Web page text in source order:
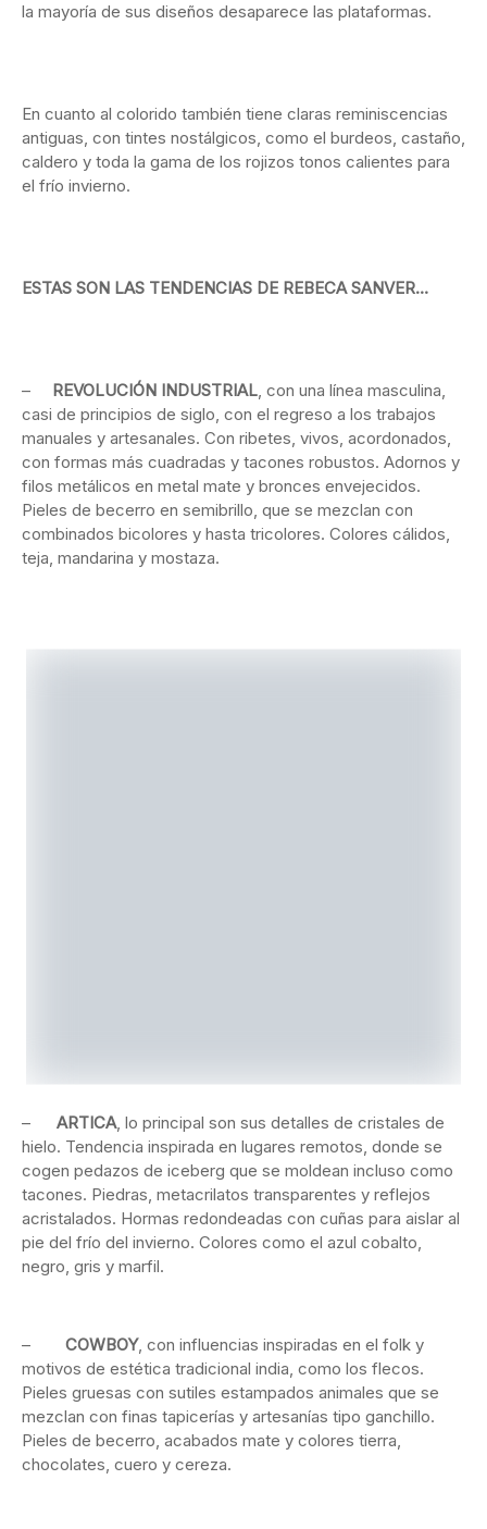
la mayoría de sus diseños desaparece las plataformas.
En cuanto al colorido también tiene claras reminiscencias
antiguas, con tintes nostálgicos, como el burdeos, castaño,
caldero y toda la gama de los rojizos tonos calientes para
el frío invierno.
ESTAS SON LAS TENDENCIAS DE REBECA SANVER…
– REVOLUCIÓN INDUSTRIAL, con una línea masculina,
casi de principios de siglo, con el regreso a los trabajos
manuales y artesanales. Con ribetes, vivos, acordonados,
con formas más cuadradas y tacones robustos. Adornos y
filos metálicos en metal mate y bronces envejecidos.
Pieles de becerro en semibrillo, que se mezclan con
combinados bicolores y hasta tricolores. Colores cálidos,
teja, mandarina y mostaza.
– ARTICA, lo principal son sus detalles de cristales de
hielo. Tendencia inspirada en lugares remotos, donde se
cogen pedazos de iceberg que se moldean incluso como
tacones. Piedras, metacrilatos transparentes y reflejos
acristalados. Hormas redondeadas con cuñas para aislar al
pie del frío del invierno. Colores como el azul cobalto,
negro, gris y marfil.
– COWBOY, con influencias inspiradas en el folk y
motivos de estética tradicional india, como los flecos.
Pieles gruesas con sutiles estampados animales que se
mezclan con finas tapicerías y artesanías tipo ganchillo.
Pieles de becerro, acabados mate y colores tierra,
chocolates, cuero y cereza.